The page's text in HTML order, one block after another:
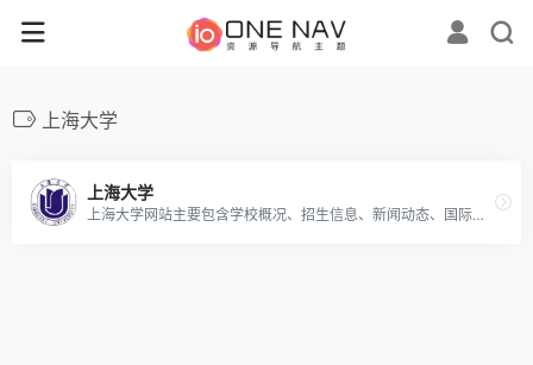
上海大学
上海大学
上海大学网站主要包含学校概况、招生信息、新闻动态、国际交流等内容，是一个提供学校各类信息和服务的官方平台。